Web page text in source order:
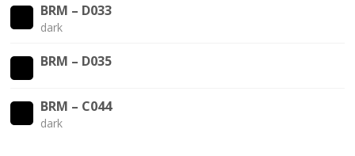
BRM – D033
dark
BRM – D035
BRM – C044
dark